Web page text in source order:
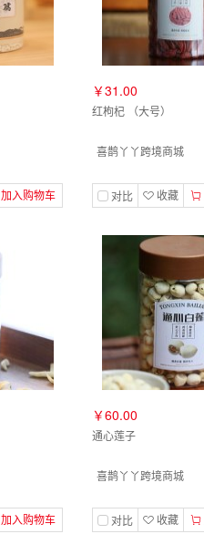
加入购物车
￥31.00
红枸杞 （大号）
喜鹊丫丫跨境商城
对比 收藏
加入购物车
￥60.00
通心莲子
喜鹊丫丫跨境商城
对比 收藏